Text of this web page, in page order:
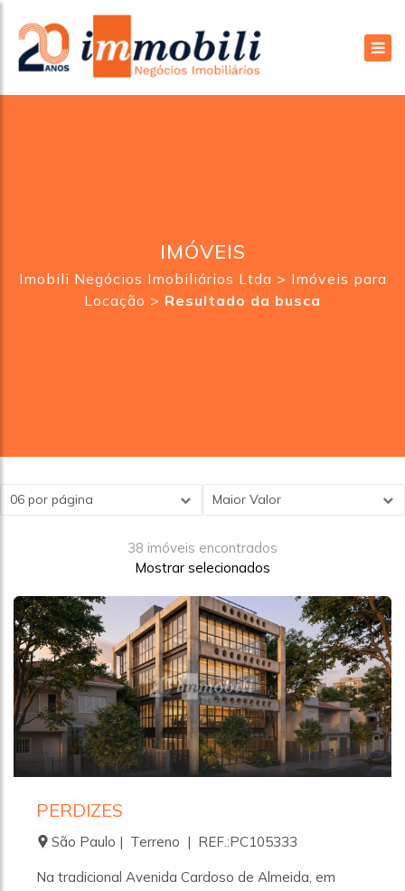
IMÓVEIS
Imobili Negócios Imobiliários Ltda > Imóveis para
Locação > Resultado da busca
Maior Valor
06 por página
38 imóveis encontrados
Mostrar selecionados
PERDIZES
São Paulo | Terreno | REF.:PC105333
Na tradicional Avenida Cardoso de Almeida, em